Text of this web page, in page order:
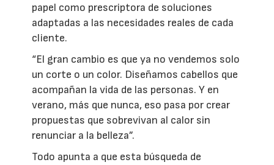
papel como prescriptora de soluciones
adaptadas a las necesidades reales de cada
cliente.
“El gran cambio es que ya no vendemos solo
un corte o un color. Diseñamos cabellos que
acompañan la vida de las personas. Y en
verano, más que nunca, eso pasa por crear
propuestas que sobrevivan al calor sin
renunciar a la belleza”.
Todo apunta a que esta búsqueda de